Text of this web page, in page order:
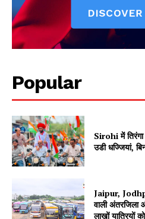
Jagruk
Vishwasniya
Popular
Sirohi में तिरंगा
उडी धज्जियां,
Jaipur,
वाली अंतरजिला
लाखों यात्रियों